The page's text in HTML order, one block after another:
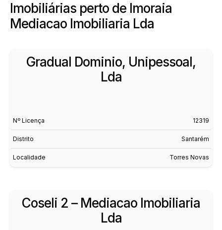
Imobiliárias perto de Imoraia
Mediacao Imobiliaria Lda
Gradual Dominio, Unipessoal,
Lda
Nº Licença 12319
Distrito Santarém
Localidade Torres Novas
Coseli 2 – Mediacao Imobiliaria
Lda